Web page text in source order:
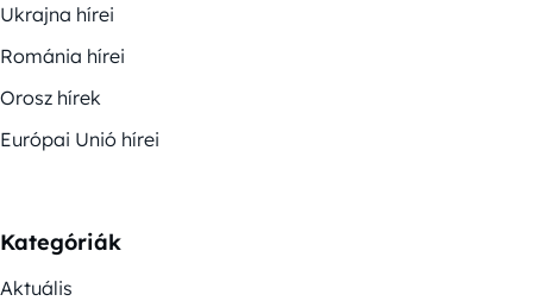
Ukrajna hírei
Románia hírei
Orosz hírek
Európai Unió hírei
Kategóriák
Aktuális